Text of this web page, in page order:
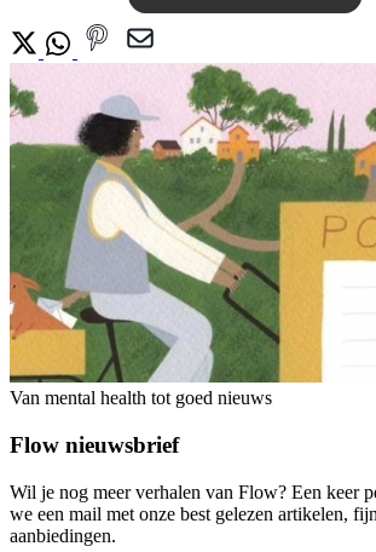
Van mental health tot goed nieuws
Flow nieuwsbrief
Wil je nog meer verhalen van Flow? Een keer
we een mail met onze best gelezen artikelen,
aanbiedingen.